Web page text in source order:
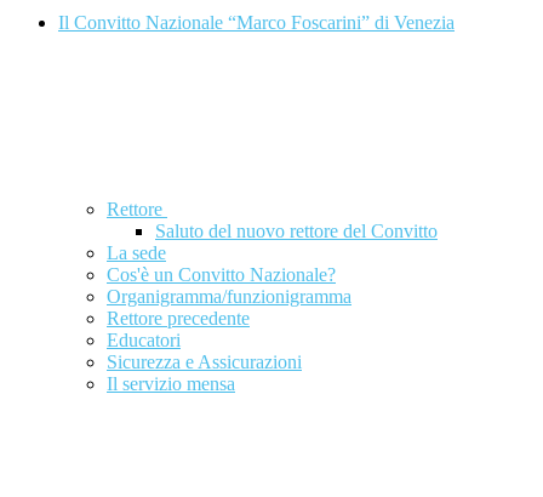
Il Convitto Nazionale “Marco Foscarini” di Venezia
Rettore
Saluto del nuovo rettore del Convitto
La sede
Cos'è un Convitto Nazionale?
Organigramma/funzionigramma
Rettore precedente
Educatori
Sicurezza e Assicurazioni
Il servizio mensa